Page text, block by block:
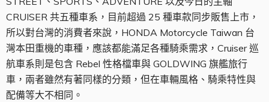
CRUISER 共五種車系，目前超過 25 種車款同步販售上市，
所以對台灣的消費者來說，HONDA Motorcycle Taiwan 台
灣本田重機的車種，應該都能滿足各種騎乘需求，Cruiser 巡
航車系則是包含 Rebel 性格檔車與 GOLDWING 旗艦旅行
車，兩者雖然有著同樣的分類，但在車輛風格、騎乘特性與
配備等大不相同。